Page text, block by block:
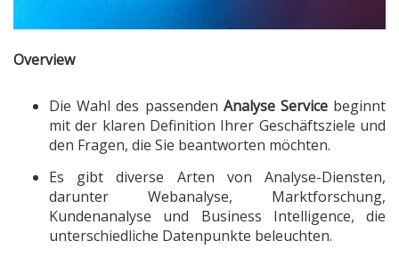
Overview
Die Wahl des passenden Analyse Servicebeginnt
mit der klaren Definition Ihrer Geschäftsziele und
den Fragen, die Sie beantworten möchten.
Es gibt diverse Arten von Analyse-Diensten,
darunter Webanalyse, Marktforschung,
Kundenanalyse und Business Intelligence, die
unterschiedliche Datenpunkte beleuchten.